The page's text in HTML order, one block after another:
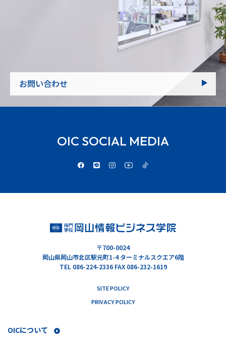
お問い合わせ
OIC SOCIAL MEDIA
〒700-0024
岡山県岡山市北区駅元町1-4 ターミナルスクエア6階
TEL 086-224-2336 FAX 086-232-1619
SITE POLICY
PRIVACY POLICY
OICについて